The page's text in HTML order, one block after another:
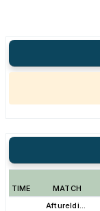
TIME MATCH
Aftureldi...